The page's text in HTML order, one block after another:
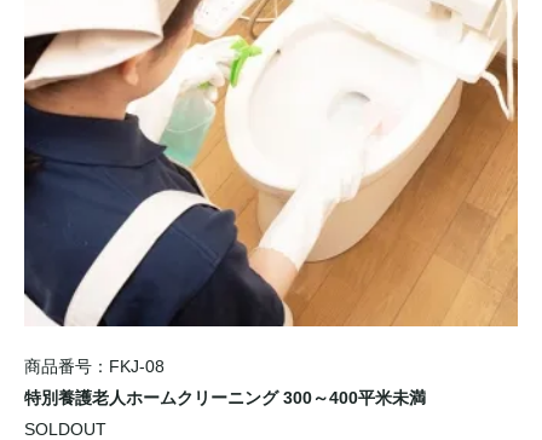
商品番号：FKJ-08
特別養護老人ホームクリーニング 300～400平米未満
SOLDOUT